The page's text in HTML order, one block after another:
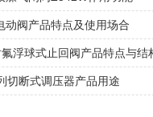
动阀产品特点及使用场合
浮球式止回阀产品特点与结
切断式调压器产品用途